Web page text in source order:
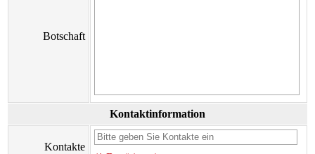
Botschaft
Kontaktinformation
Kontakte